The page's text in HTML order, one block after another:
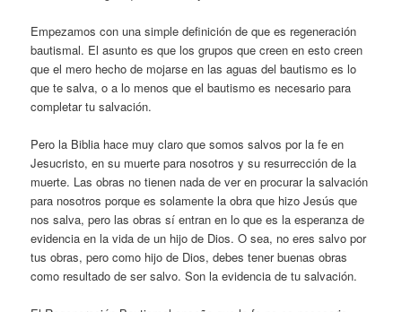
Empezamos con una simple definición de que es regeneración
bautismal. El asunto es que los grupos que creen en esto creen
que el mero hecho de mojarse en las aguas del bautismo es lo
que te salva, o a lo menos que el bautismo es necesario para
completar tu salvación.
Pero la Biblia hace muy claro que somos salvos por la fe en
Jesucristo, en su muerte para nosotros y su resurrección de la
muerte. Las obras no tienen nada de ver en procurar la salvación
para nosotros porque es solamente la obra que hizo Jesús que
nos salva, pero las obras sí entran en lo que es la esperanza de
evidencia en la vida de un hijo de Dios. O sea, no eres salvo por
tus obras, pero como hijo de Dios, debes tener buenas obras
como resultado de ser salvo. Son la evidencia de tu salvación.